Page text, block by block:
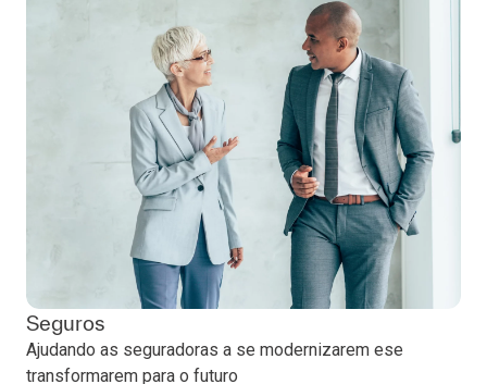
Seguros
Ajudando as seguradoras a se modernizarem ese
transformarem para o futuro